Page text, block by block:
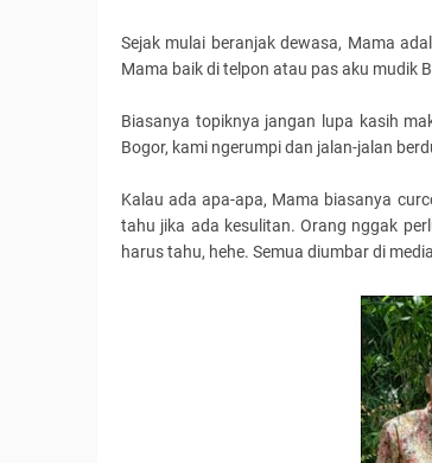
Sejak mulai beranjak dewasa, Mama
Mama baik di telpon atau pas aku mudik
Biasanya topiknya jangan lupa kasih
Bogor, kami ngerumpi dan jalan-jalan
Kalau ada apa-apa, Mama biasanya
tahu jika ada kesulitan. Orang nggak
harus tahu, hehe. Semua diumbar di